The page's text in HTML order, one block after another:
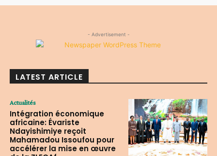
- Advertisement -
LATEST ARTICLE
Actualités
Intégration économique
africaine: Évariste
Ndayishimiye reçoit
Mahamadou Issoufou pour
accélérer la mise en œuvre